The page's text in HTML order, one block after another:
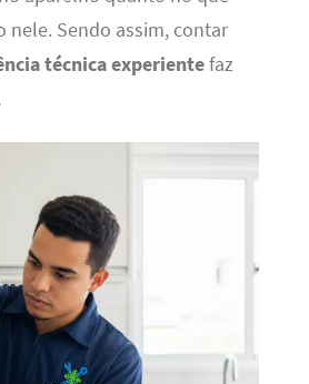
nele. Sendo assim, contar
técnica experientefaz